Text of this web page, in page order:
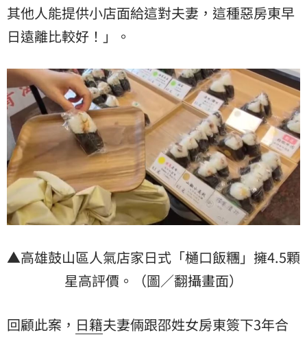
其他人能提供小店面給這對夫妻，這種惡房東早
日遠離比較好！」。
▲高雄鼓山區人氣店家日式「樋口飯糰」擁4.5顆
星高評價。（圖／翻攝畫面）
回顧此案， 日籍夫妻倆跟邵姓女房東簽下3年合